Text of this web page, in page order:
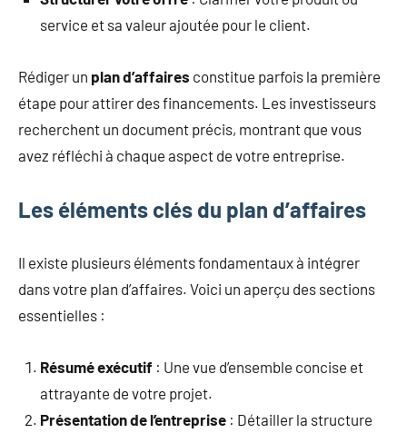
service et sa valeur ajoutée pour le client.
Rédiger un plan d’affaires constitue parfois la première
étape pour attirer des financements. Les investisseurs
recherchent un document précis, montrant que vous
avez réfléchi à chaque aspect de votre entreprise.
Les éléments clés du plan d’affaires
Il existe plusieurs éléments fondamentaux à intégrer
dans votre plan d’affaires. Voici un aperçu des sections
essentielles :
Résumé exécutif : Une vue d’ensemble concise et
attrayante de votre projet.
Présentation de l’entreprise : Détailler la structure